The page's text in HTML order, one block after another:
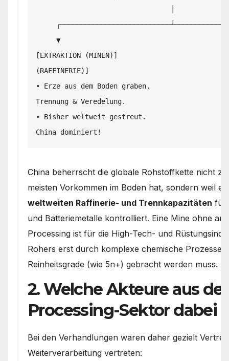
[EXTRAKTION (MINEN)]
(RAFFINERIE)]
• Erze aus dem Boden graben.
Trennung & Veredelung.
• Bisher weltweit gestreut.
China beherrscht die globale Rohstoffkette nicht
meisten Vorkommen im Boden hat, sondern weil es
weltweiten Raffinerie- und Trennkapazitäten für
und Batteriemetalle kontrolliert. Eine Mine ohne
Processing ist für die High-Tech- und
Rohers erst durch komplexe chemische Prozesse
Reinheitsgrade (wie 5n+) gebracht werden muss.
2. Welche Akteure aus
Processing-Sektor dabei
Bei den Verhandlungen waren daher gezielt
Weiterverarbeitung vertreten: